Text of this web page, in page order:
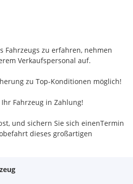
Fahrzeugs zu erfahren, nehmen
Verkaufspersonal auf.
zu Top-Konditionen möglich!
Fahrzeug in Zahlung!
und sichern Sie sich einenTermin
dieses großartigen
Sie zu nehmen, bitten wir